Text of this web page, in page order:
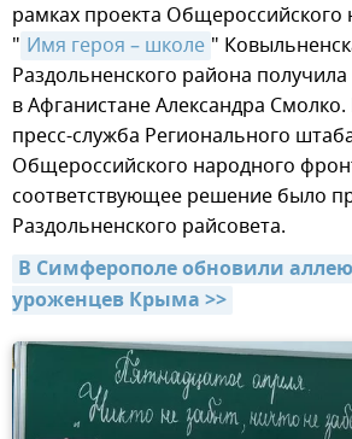
рамках проекта Общероссийского
" Имя героя – школе "
Раздольненского района
в Афганистане Александра
пресс-служба Регионального
Общероссийского народного
соответствующее решение было
Раздольненского райсовета.
В Симферополе обновили
уроженцев Крыма >>